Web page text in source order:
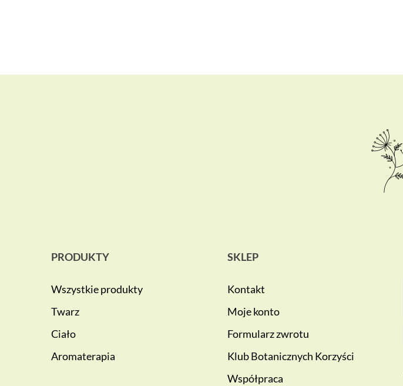
PRODUKTY
Wszystkie produkty
Twarz
Ciało
Aromaterapia
SKLEP
Kontakt
Moje konto
Formularz zwrotu
Klub Botanicznych Korzyści
Współpraca